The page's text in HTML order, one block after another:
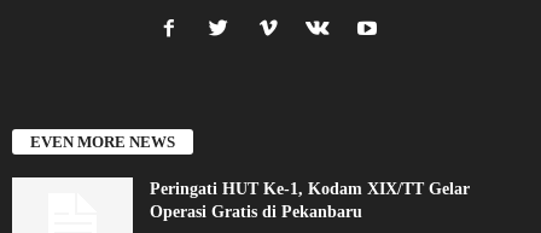
EVEN MORE NEWS
Peringati HUT Ke-1, Kodam XIX/TT Gelar
Operasi Gratis di Pekanbaru